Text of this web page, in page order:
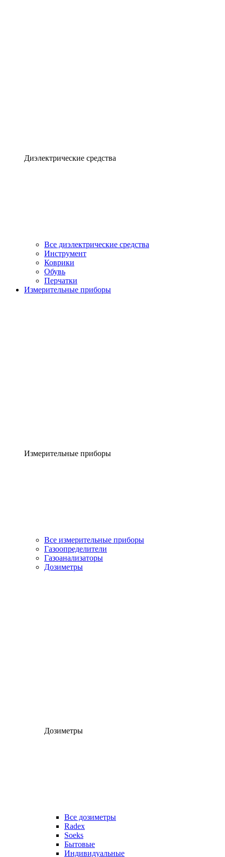
Диэлектрические средства
Все диэлектрические средства
Инструмент
Коврики
Обувь
Перчатки
Измерительные приборы
Измерительные приборы
Все измерительные приборы
Газоопределители
Газоанализаторы
Дозиметры
Дозиметры
Все дозиметры
Radex
Soeks
Бытовые
Индивидуальные